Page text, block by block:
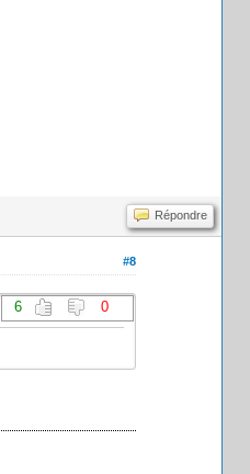
Répondre
#8
6 0